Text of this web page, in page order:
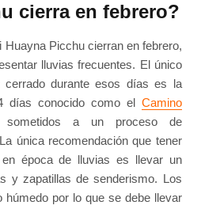
cierra en febrero?
Huayna Picchu cierran en febrero,
lluvias frecuentes. El único
cerrado durante esos días es la
días conocido como el Camino
a un proceso de
única recomendación que tener
época de lluvias es llevar un
y zapatillas de senderismo. Los
húmedo por lo que se debe llevar